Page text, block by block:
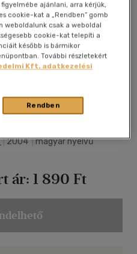
Megosztom
|2004|magyar nyelvű
ár: 1 890 Ft
ajánlani, arra kérjük,
cookie-kat a „Rendben” gomb
weboldalunk csak a weboldal
cookie-kat telepíti a
később is bármikor
További részletekért
Kft. adatkezelési
Rendben